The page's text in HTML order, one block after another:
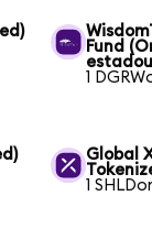
Fund
1
Global
1